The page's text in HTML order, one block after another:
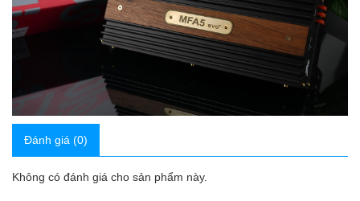
Đánh giá (0)
Không có đánh giá cho sản phẩm này.